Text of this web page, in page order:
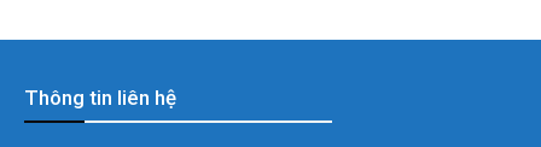
Thông tin liên hệ